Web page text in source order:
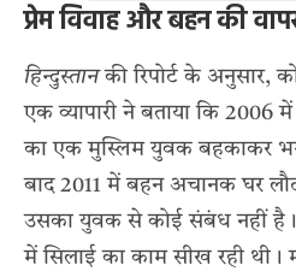
प्रेम विवाह और बहन की
हिन्दुस्तानकी रिपोर्ट के अनुसार,
एक व्यापारी ने बताया कि 2006
का एक मुस्लिम युवक बहकाकर
बाद 2011 में बहन अचानक घर
उसका युवक से कोई संबंध नहीं
में सिलाई का काम सीख रही थी।